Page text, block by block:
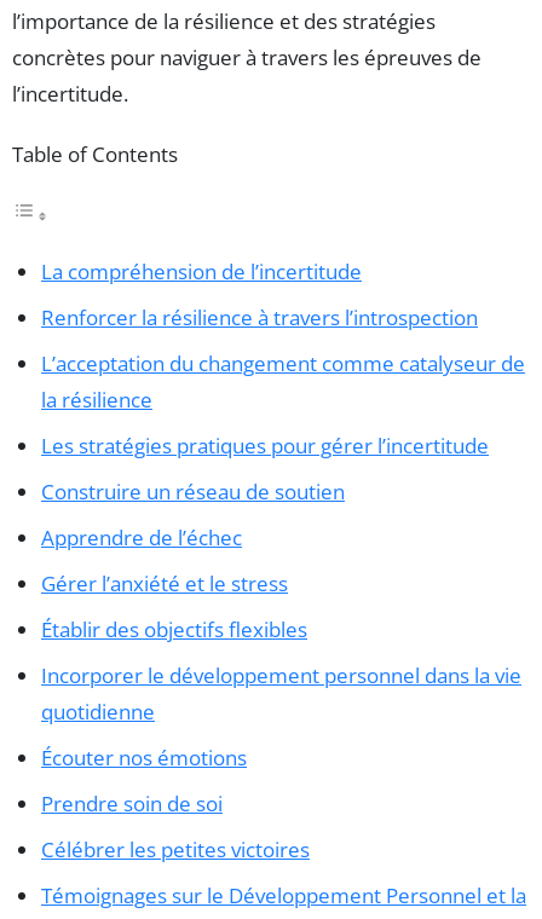
l’importance de la résilience et des stratégies
concrètes pour naviguer à travers les épreuves de
l’incertitude.
Table of Contents
La compréhension de l’incertitude
Renforcer la résilience à travers l’introspection
L’acceptation du changement comme catalyseur de
la résilience
Les stratégies pratiques pour gérer l’incertitude
Construire un réseau de soutien
Apprendre de l’échec
Gérer l’anxiété et le stress
Établir des objectifs flexibles
Incorporer le développement personnel dans la vie
quotidienne
Écouter nos émotions
Prendre soin de soi
Célébrer les petites victoires
Témoignages sur le Développement Personnel et la